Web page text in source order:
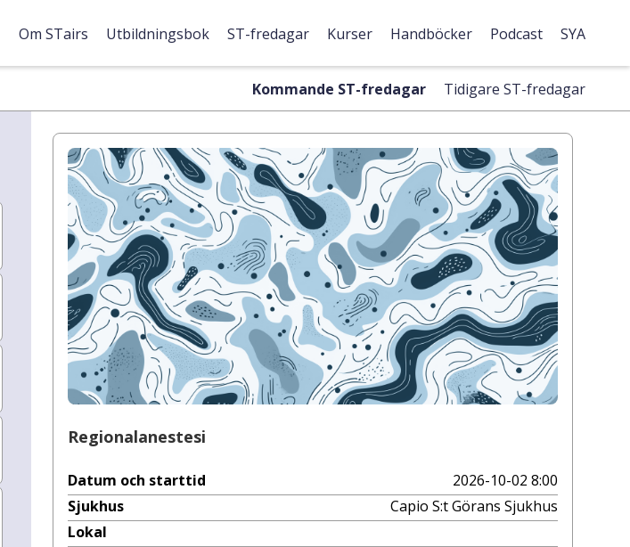
Om STairs Utbildningsbok ST-fredagar Kurser Handböcker Podcast SYA
Kommande ST-fredagar Tidigare ST-fredagar
Regionalanestesi
Datum och starttid
2026-10-02 8:00
Sjukhus
Capio S:t Görans Sjukhus
Lokal